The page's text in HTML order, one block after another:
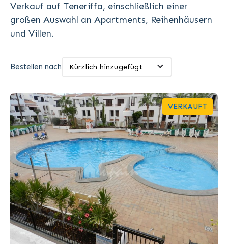
Verkauf auf Teneriffa, einschließlich einer
großen Auswahl an Apartments, Reihenhäusern
und Villen.
Bestellen nach
VERKAUFT